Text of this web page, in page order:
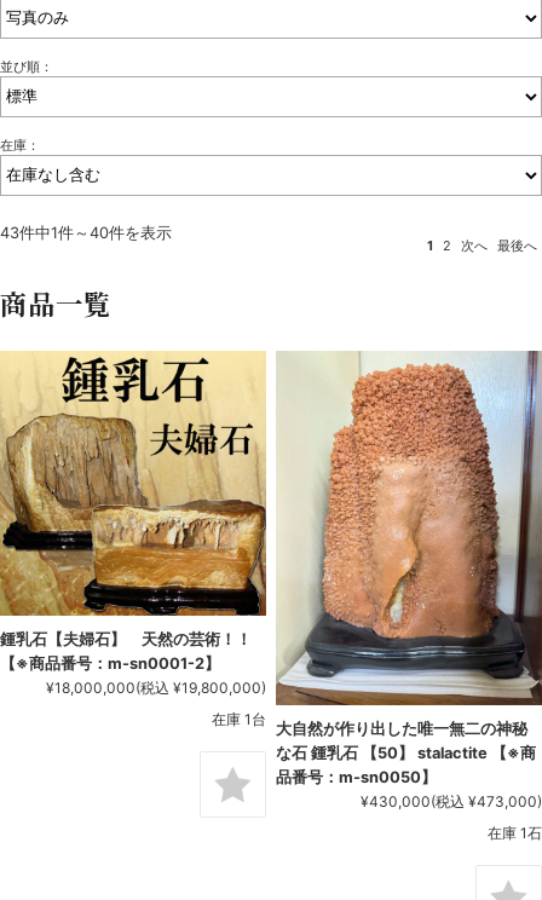
並び順：
在庫：
43件中1件～40件を表示
1 2 次へ 最後へ
商品一覧
鍾乳石【夫婦石】 天然の芸術！！
【※商品番号：m-sn0001-2】
¥18,000,000(税込 ¥19,800,000)
在庫 1台
大自然が作り出した唯一無二の神秘
な石 鍾乳石 【50】 stalactite 【※商
品番号：m-sn0050】
¥430,000(税込 ¥473,000)
在庫 1石